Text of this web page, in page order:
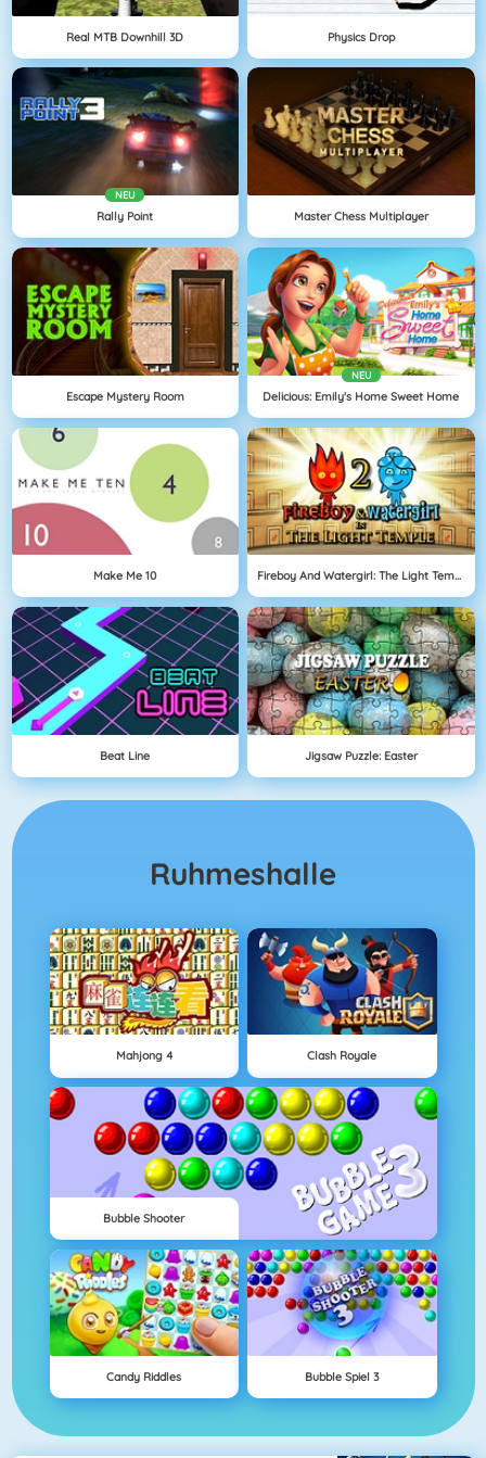
Real MTB Downhill 3D Physics Drop
NEU
Rally Point Master Chess Multiplayer
Escape Mystery Room
NEU
Delicious: Emily's Home Sweet Home
Make Me 10 Fireboy And Watergirl: The Light Temple
Beat Line Jigsaw Puzzle: Easter
Ruhmeshalle
Mahjong 4 Clash Royale
Bubble Shooter
Candy Riddles Bubble Spiel 3